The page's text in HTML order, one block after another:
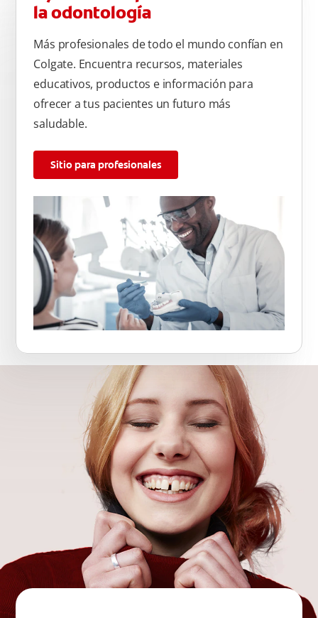
la odontología
Más profesionales de todo el mundo confían en
Colgate. Encuentra recursos, materiales
educativos, productos e información para
ofrecer a tus pacientes un futuro más
saludable.
Sitio para profesionales